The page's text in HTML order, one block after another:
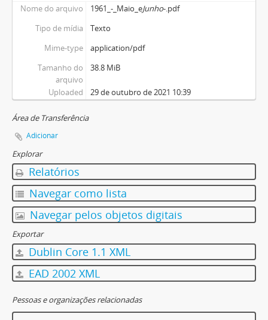
Nome do arquivo 1961_-_Maio_eJunho-.pdf
Tipo de mídia
Texto
Mime-type
application/pdf
Tamanho do
arquivo
38.8 MiB
Uploaded 29 de outubro de 2021 10:39
Área de Transferência
Adicionar
Explorar
Relatórios
Navegar como lista
Navegar pelos objetos digitais
Exportar
Dublin Core 1.1 XML
EAD 2002 XML
Pessoas e organizações relacionadas